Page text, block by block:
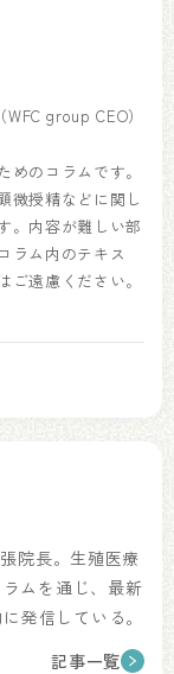
group CEO）
のコラムです。
微授精などに関し
。内容が難しい部
ラム内のテキス
ご遠慮ください。
院長。生殖医療
ムを通じ、最新
発信している。
記事一覧